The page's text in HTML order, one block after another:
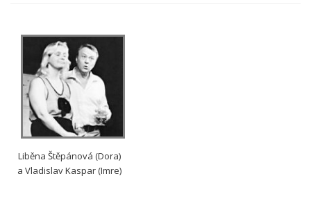
Liběna Štěpánová (Dora)
a Vladislav Kaspar (Imre)